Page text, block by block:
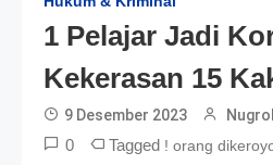
1 Pelajar Jadi
Kekerasan 15
9 Desember 2023
0 Tagged ! orang